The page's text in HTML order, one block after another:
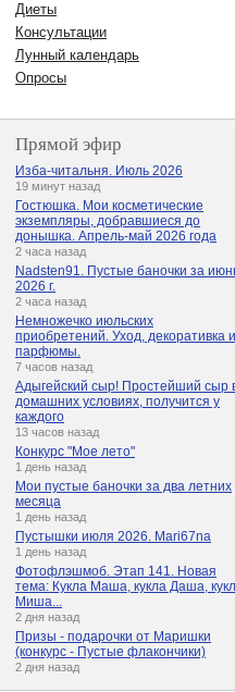
Диеты
Консультации
Лунный календарь
Опросы
Прямой эфир
Изба-читальня. Июль 2026
19 минут назад
Гостюшка. Мои косметические
экземпляры, добравшиеся до
донышка. Апрель-май 2026 года
2 часа назад
Nadsten91. Пустые баночки за
2026 г.
2 часа назад
Немножечко июльских
приобретений. Уход, декоративка и
парфюмы.
7 часов назад
Адыгейский сыр! Простейший сыр
домашних условиях, получится у
каждого
13 часов назад
Конкурс "Мое лето"
1 день назад
Мои пустые баночки за два летних
месяца
1 день назад
Пустышки июля 2026. Mari67na
1 день назад
Фотофлэшмоб. Этап 141. Новая
тема: Кукла Маша, кукла Даша,
Миша...
2 дня назад
Призы - подарочки от Маришки
(конкурс - Пустые флакончики)
2 дня назад